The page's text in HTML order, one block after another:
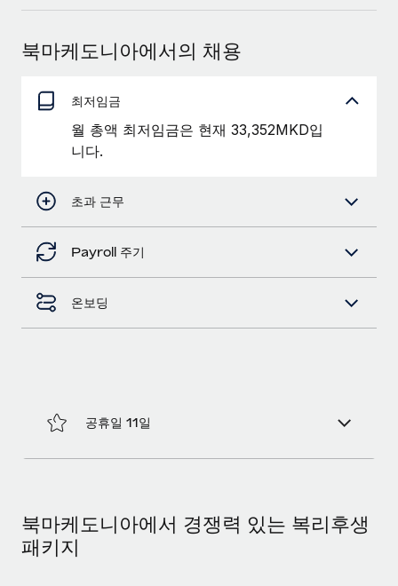
전문가 상담
신원 조사
채용 후보자 심사 프로세스 간소화
Compliance Watchtower
규정 준수 관련 위험에 선제적으로 대응
기기 관리
법인 설립
법인 설립을 빠르고 준법적으로 지원
복리후생
Remote와의 파트너십 기회 탐색
Remote Build 곧 제공 예정
사례 연구
급여 및 인재 인사이트
지원받기
모든 리소스 보기
블로그
계약자 관리
Remote의 사명은 모든 규모의 기업이 전 세계 어디서든 업무에 가
장 적합 사람을 찾아 채용 및 관리하고 급여를 지급하도록 돕는 것
북마케도니아에서의 채용
최저임금
월 총액 최저임금은 현재 33,352MKD입
니다.
초과 근무
Payroll 주기
온보딩
공휴일 11일
북마케도니아에서 경쟁력 있는 복리후생
패키지